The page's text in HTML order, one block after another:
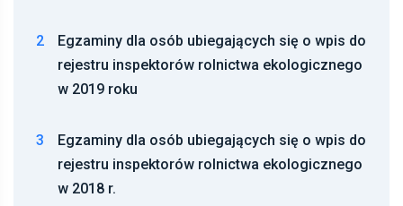
2
Egzaminy dla osób ubiegających się o wpis do
rejestru inspektorów rolnictwa ekologicznego
w 2019 roku
3
Egzaminy dla osób ubiegających się o wpis do
rejestru inspektorów rolnictwa ekologicznego
w 2018 r.